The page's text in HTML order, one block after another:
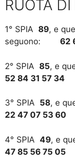
RUOTA
1° SPIA 89, e
seguono: 62
2° SPIA 85, e
52 84 31 57 34
3° SPIA 58, e
22 47 07 53 60
4° SPIA 49, e
47 85 56 75 05